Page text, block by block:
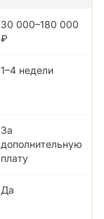
30 000–180 000
₽
1–4 недели
За
дополнительную
плату
Да